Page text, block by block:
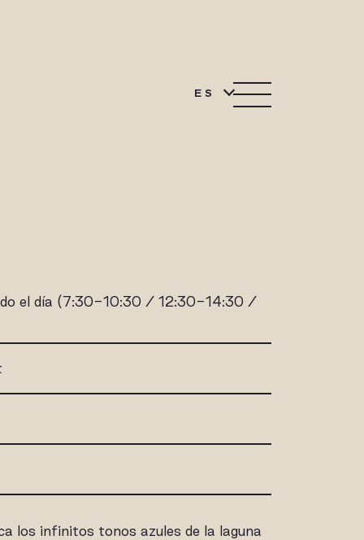
ES
el día (7:30-10:30 / 12:30-14:30 /
los infinitos tonos azules de la laguna